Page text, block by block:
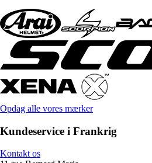
Opdag alle vores mærker
Kundeservice i Frankrig
Kontakt os